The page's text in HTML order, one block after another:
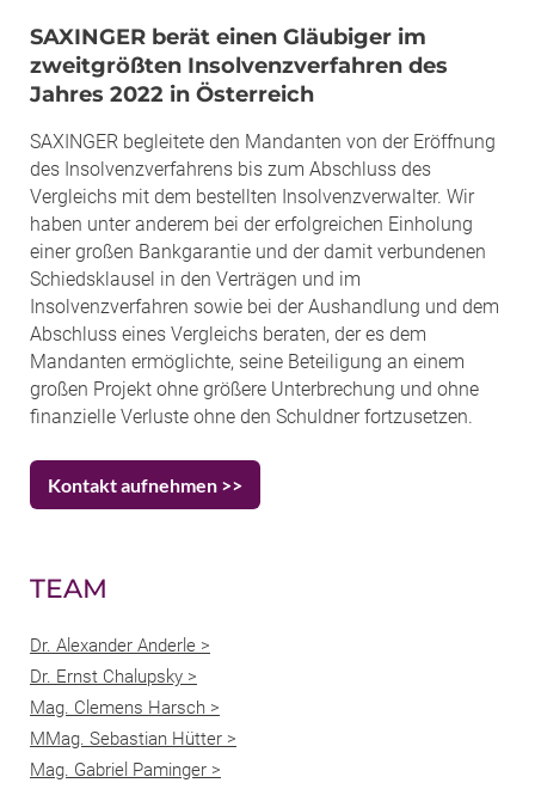
SAXINGER berät einen Gläubiger im
zweitgrößten Insolvenzverfahren des
Jahres 2022 in Österreich
SAXINGER begleitete den Mandanten von der Eröffnung
des Insolvenzverfahrens bis zum Abschluss des
Vergleichs mit dem bestellten Insolvenzverwalter. Wir
haben unter anderem bei der erfolgreichen Einholung
einer großen Bankgarantie und der damit verbundenen
Schiedsklausel in den Verträgen und im
Insolvenzverfahren sowie bei der Aushandlung und dem
Abschluss eines Vergleichs beraten, der es dem
Mandanten ermöglichte, seine Beteiligung an einem
großen Projekt ohne größere Unterbrechung und ohne
finanzielle Verluste ohne den Schuldner fortzusetzen.
Kontakt aufnehmen >>
TEAM
Dr. Alexander Anderle >
Dr. Ernst Chalupsky >
Mag. Clemens Harsch >
MMag. Sebastian Hütter >
Mag. Gabriel Paminger >